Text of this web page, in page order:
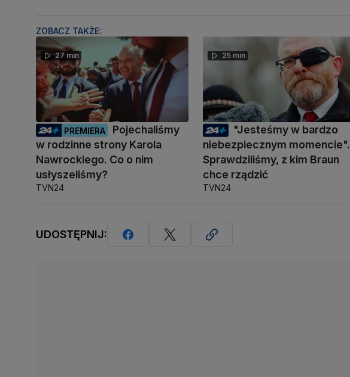
ZOBACZ TAKŻE:
27 min
PREMIERA
Pojechaliśmy
w rodzinne strony Karola
Nawrockiego. Co o nim
usłyszeliśmy?
TVN24
25 min
"Jesteśmy w bardzo
niebezpiecznym momencie".
Sprawdziliśmy, z kim Braun
chce rządzić
TVN24
UDOSTĘPNIJ: